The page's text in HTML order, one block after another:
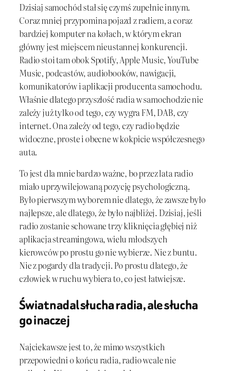
Dzisiaj samochód stał się czymś zupełnie innym.
Coraz mniej przypomina pojazd z radiem, a coraz
bardziej komputer na kołach, w którym ekran
główny jest miejscem nieustannej konkurencji.
Radio stoi tam obok Spotify, Apple Music, YouTube
Music, podcastów, audiobooków, nawigacji,
komunikatorów i aplikacji producenta samochodu.
Właśnie dlatego przyszłość radia w samochodzie nie
zależy już tylko od tego, czy wygra FM, DAB, czy
internet. Ona zależy od tego, czy radio będzie
widoczne, proste i obecne w kokpicie współczesnego
auta.
To jest dla mnie bardzo ważne, bo przez lata radio
miało uprzywilejowaną pozycję psychologiczną.
Było pierwszym wyborem nie dlatego, że zawsze było
najlepsze, ale dlatego, że było najbliżej. Dzisiaj, jeśli
radio zostanie schowane trzy kliknięcia głębiej niż
aplikacja streamingowa, wielu młodszych
kierowców po prostu go nie wybierze. Nie z buntu.
Nie z pogardy dla tradycji. Po prostu dlatego, że
człowiek w ruchu wybiera to, co jest łatwiejsze.
Świat nadal słucha radia, ale słucha
go inaczej
Najciekawsze jest to, że mimo wszystkich
przepowiedni o końcu radia, radio wcale nie